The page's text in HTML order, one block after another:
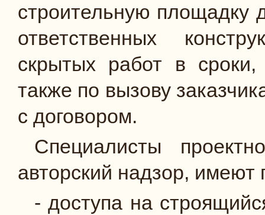
строительную
ответственных
скрытых работ в
также по вызову
с договором.
Специалисты
авторский надзор, имеют
- доступа на